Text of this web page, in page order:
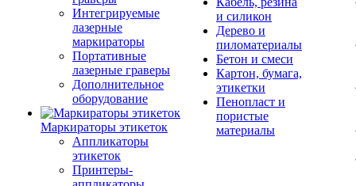
Интегрируемые
лазерные
маркираторы
Портативные
лазерные граверы
Дополнительное
оборудование
Маркираторы этикеток
Аппликаторы
этикеток
Принтеры-
и силикон
Дерево и
пиломатериалы
Бетон и смеси
Картон, бумага,
этикетки
Пенопласт и
пористые
материалы